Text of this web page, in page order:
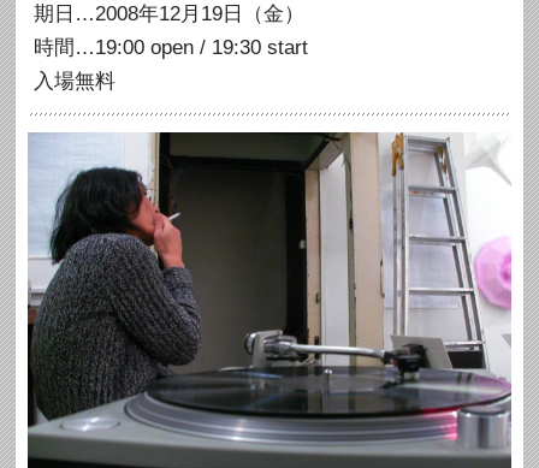
期日…2008年12月19日（金）
時間…19:00 open / 19:30 start
入場無料